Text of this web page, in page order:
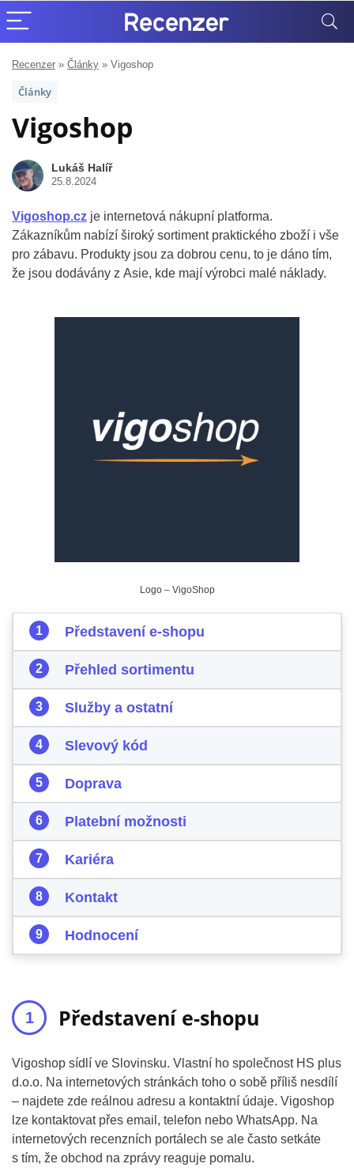
Recenzer » Články » Vigoshop
Články
Vigoshop
Lukáš Halíř
25.8.2024
Vigoshop.cz je internetová nákupní platforma.
Zákazníkům nabízí široký sortiment praktického zboží i vše
pro zábavu. Produkty jsou za dobrou cenu, to je dáno tím,
že jsou dodávány z Asie, kde mají výrobci malé náklady.
Logo – VigoShop
Představení e-shopu
Přehled sortimentu
Služby a ostatní
Slevový kód
Doprava
Platební možnosti
Kariéra
Kontakt
Hodnocení
Představení e-shopu
Vigoshop sídlí ve Slovinsku. Vlastní ho společnost HS plus
d.o.o. Na internetových stránkách toho o sobě příliš nesdílí
– najdete zde reálnou adresu a kontaktní údaje. Vigoshop
lze kontaktovat přes email, telefon nebo WhatsApp. Na
internetových recenzních portálech se ale často setkáte
s tím, že obchod na zprávy reaguje pomalu.